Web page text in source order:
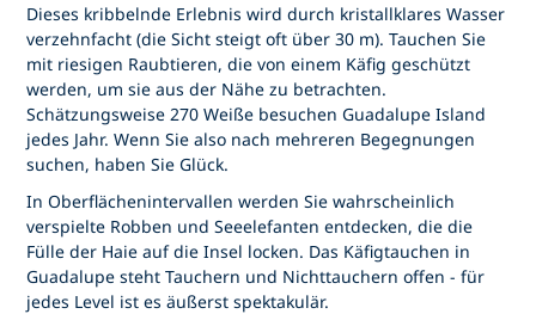
Dieses kribbelnde Erlebnis wird durch kristallklares Wasser
verzehnfacht (die Sicht steigt oft über 30 m). Tauchen Sie
mit riesigen Raubtieren, die von einem Käfig geschützt
werden, um sie aus der Nähe zu betrachten.
Schätzungsweise 270 Weiße besuchen Guadalupe Island
jedes Jahr. Wenn Sie also nach mehreren Begegnungen
suchen, haben Sie Glück.
In Oberflächenintervallen werden Sie wahrscheinlich
verspielte Robben und Seeelefanten entdecken, die die
Fülle der Haie auf die Insel locken. Das Käfigtauchen in
Guadalupe steht Tauchern und Nichttauchern offen - für
jedes Level ist es äußerst spektakulär.